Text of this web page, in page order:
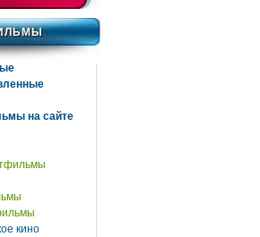
на сайте
кино